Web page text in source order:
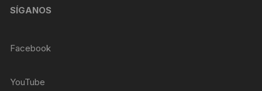
SÍGANOS
Facebook
YouTube